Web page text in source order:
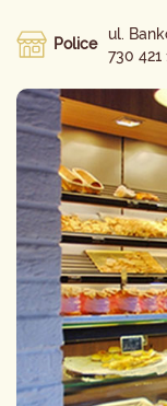
Police
ul.
730 421